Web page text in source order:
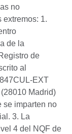
no
extremos: 1.
de la
de
al
EXT
Madrid)
se imparten no
3. La
4 del NQF de